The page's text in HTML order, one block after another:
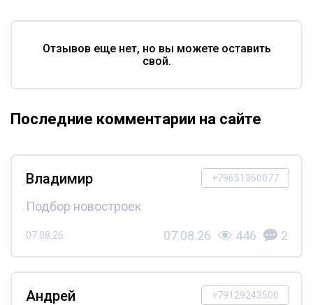
Отзывов еще нет, но вы можете оставить
свой.
Последние комментарии на сайте
+79651360077
Владимир
Подбор новостроек
07.08.26 07.08.26 446 2
+79129243500
Андрей